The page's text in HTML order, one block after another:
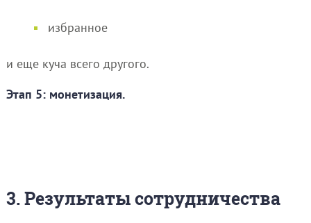
избранное
и еще куча всего другого.
Этап 5: монетизация.
3. Результаты сотрудничества